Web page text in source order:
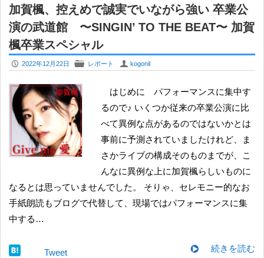
加賀楓、控えめで誠実でいながら強い 卒業公
演の武道館 〜SINGIN’ TO THE BEAT〜 加賀
楓卒業スペシャル
P 2022年12月22日 F レポート U kogonil
はじめに パフォーマンスに集中す
るので♪ いくつか従来の卒業公演に比
べて異例な点があるのではないかとは
事前に予測されていましたけれど、ま
さかライブの構成そのものまでが、こ
んなに異例な上に加賀楓らしいものに
なるとは思っていませんでした。 そりゃ、セレモニー的なお
手紙朗読もブログで代替して、現場ではパフォーマンスに集
中する…
続きを読む
Tweet